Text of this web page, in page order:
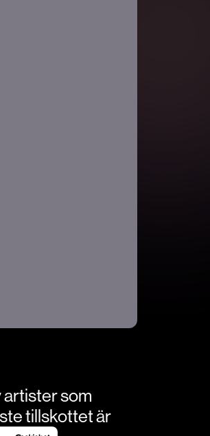
som
tillskottet är